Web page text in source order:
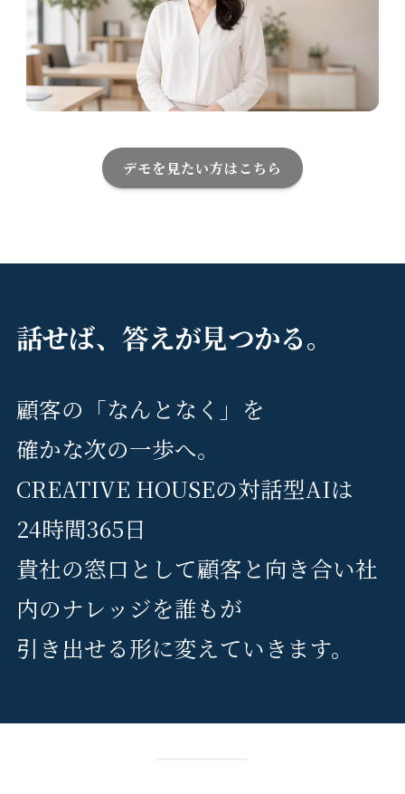
デモを見たい方はこちら
話せば、答えが見つかる。
顧客の「なんとなく」を
確かな次の一歩へ。
CREATIVE HOUSEの対話型AIは
24時間365日
貴社の窓口として顧客と向き合い社
内のナレッジを誰もが
引き出せる形に変えていきます。